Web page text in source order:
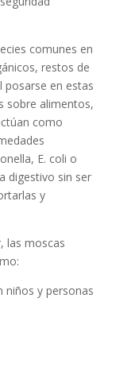
comunes en
restos de
posarse en estas
sobre alimentos,
como
E. coli o
digestivo sin ser
y
las moscas
niños y personas